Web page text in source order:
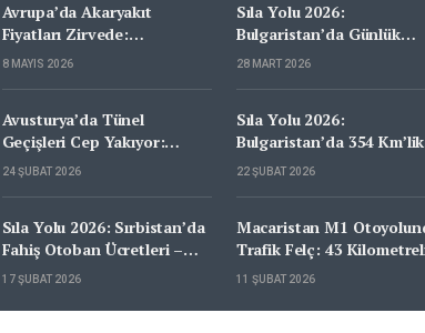
Avrupa’da Akaryakıt
Fiyatları Zirvede:
Danimarka İlk Sırada,
8 MAYIS 2026
Sıla Yolu 2026:
Bulgaristan’da Günlük
Vignette 4,10 Euro
28 MART 2026
Avusturya’da Tünel
Geçişleri Cep Yakıyor:
Ücretler 7 ile 15 Euro
24 ŞUBAT 2026
Sıla Yolu 2026:
Bulgaristan’da 354 Km’lik
Otoban İçin 4,10 Euro
22 ŞUBAT 2026
Sıla Yolu 2026: Sırbistan’da
Fahiş Otoban Ücretleri –
Gidiş Dönüş 5.300 Dinar –
17 ŞUBAT 2026
Macaristan M1
Trafik Felç: 43
Yol Çalışması Sürücüleri
11 ŞUBAT 2026